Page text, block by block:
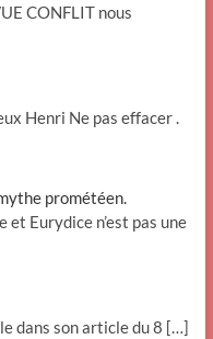
CONFLIT nous
Henri Ne pas effacer .
prométéen.
et Eurydice n’est pas une
dans son article du 8 […]